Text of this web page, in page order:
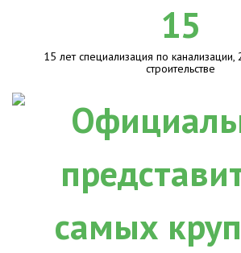
15
15 лет специализация по
строительстве